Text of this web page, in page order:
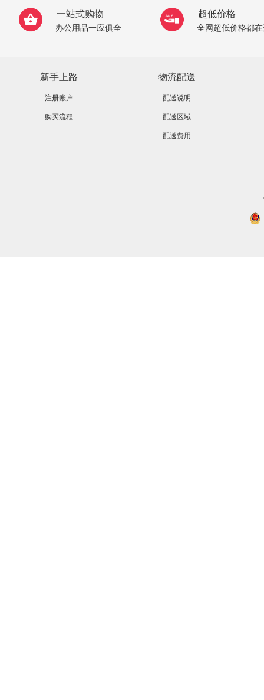
一站式购物
办公用品一应俱全
超低价格
全网超低价格都
新手上路
注册账户
购买流程
物流配送
配送说明
配送区域
配送费用